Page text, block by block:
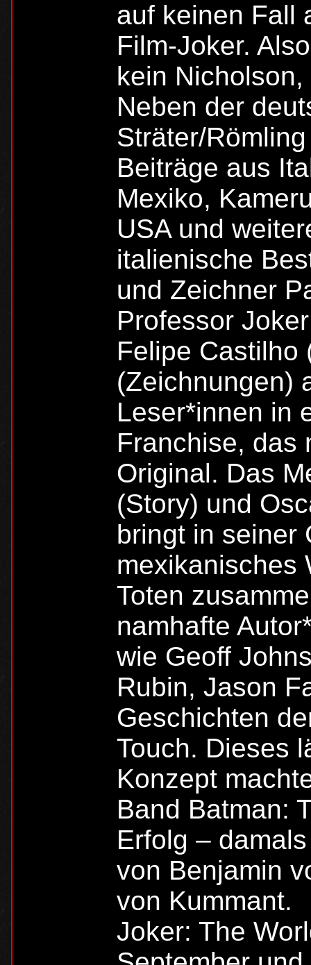
auf keinen Fall
Film-Joker.
kein
Neben der
Sträter/
Beiträge aus
Mexiko,
USA und
italienische
und Zeichner
Professor
Felipe Castilho
(Zeichnungen)
Leser*innen in
Franchise, das
Original. Das
(Story) und
bringt in seiner
mexikanisches
Toten
namhafte
wie Geoff
Rubin, Jason
Geschichten
Touch. Dieses
Konzept
Band Batman:
Erfolg –
von Benjamin
von Kummant.
Joker: The